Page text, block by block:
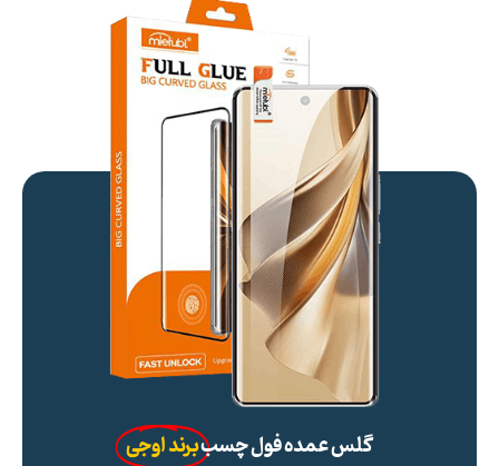
گلس عمده فول چسببرند اوجی